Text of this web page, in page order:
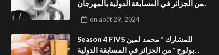
من الجزائر في المسابقة الدولية بالمهرجان
»فيديو بعنوان
on août 29, 2024
Season 4 FIVS للمشارك * محمد لمين
بولوح * من الجزائر في المسابقة الدولية